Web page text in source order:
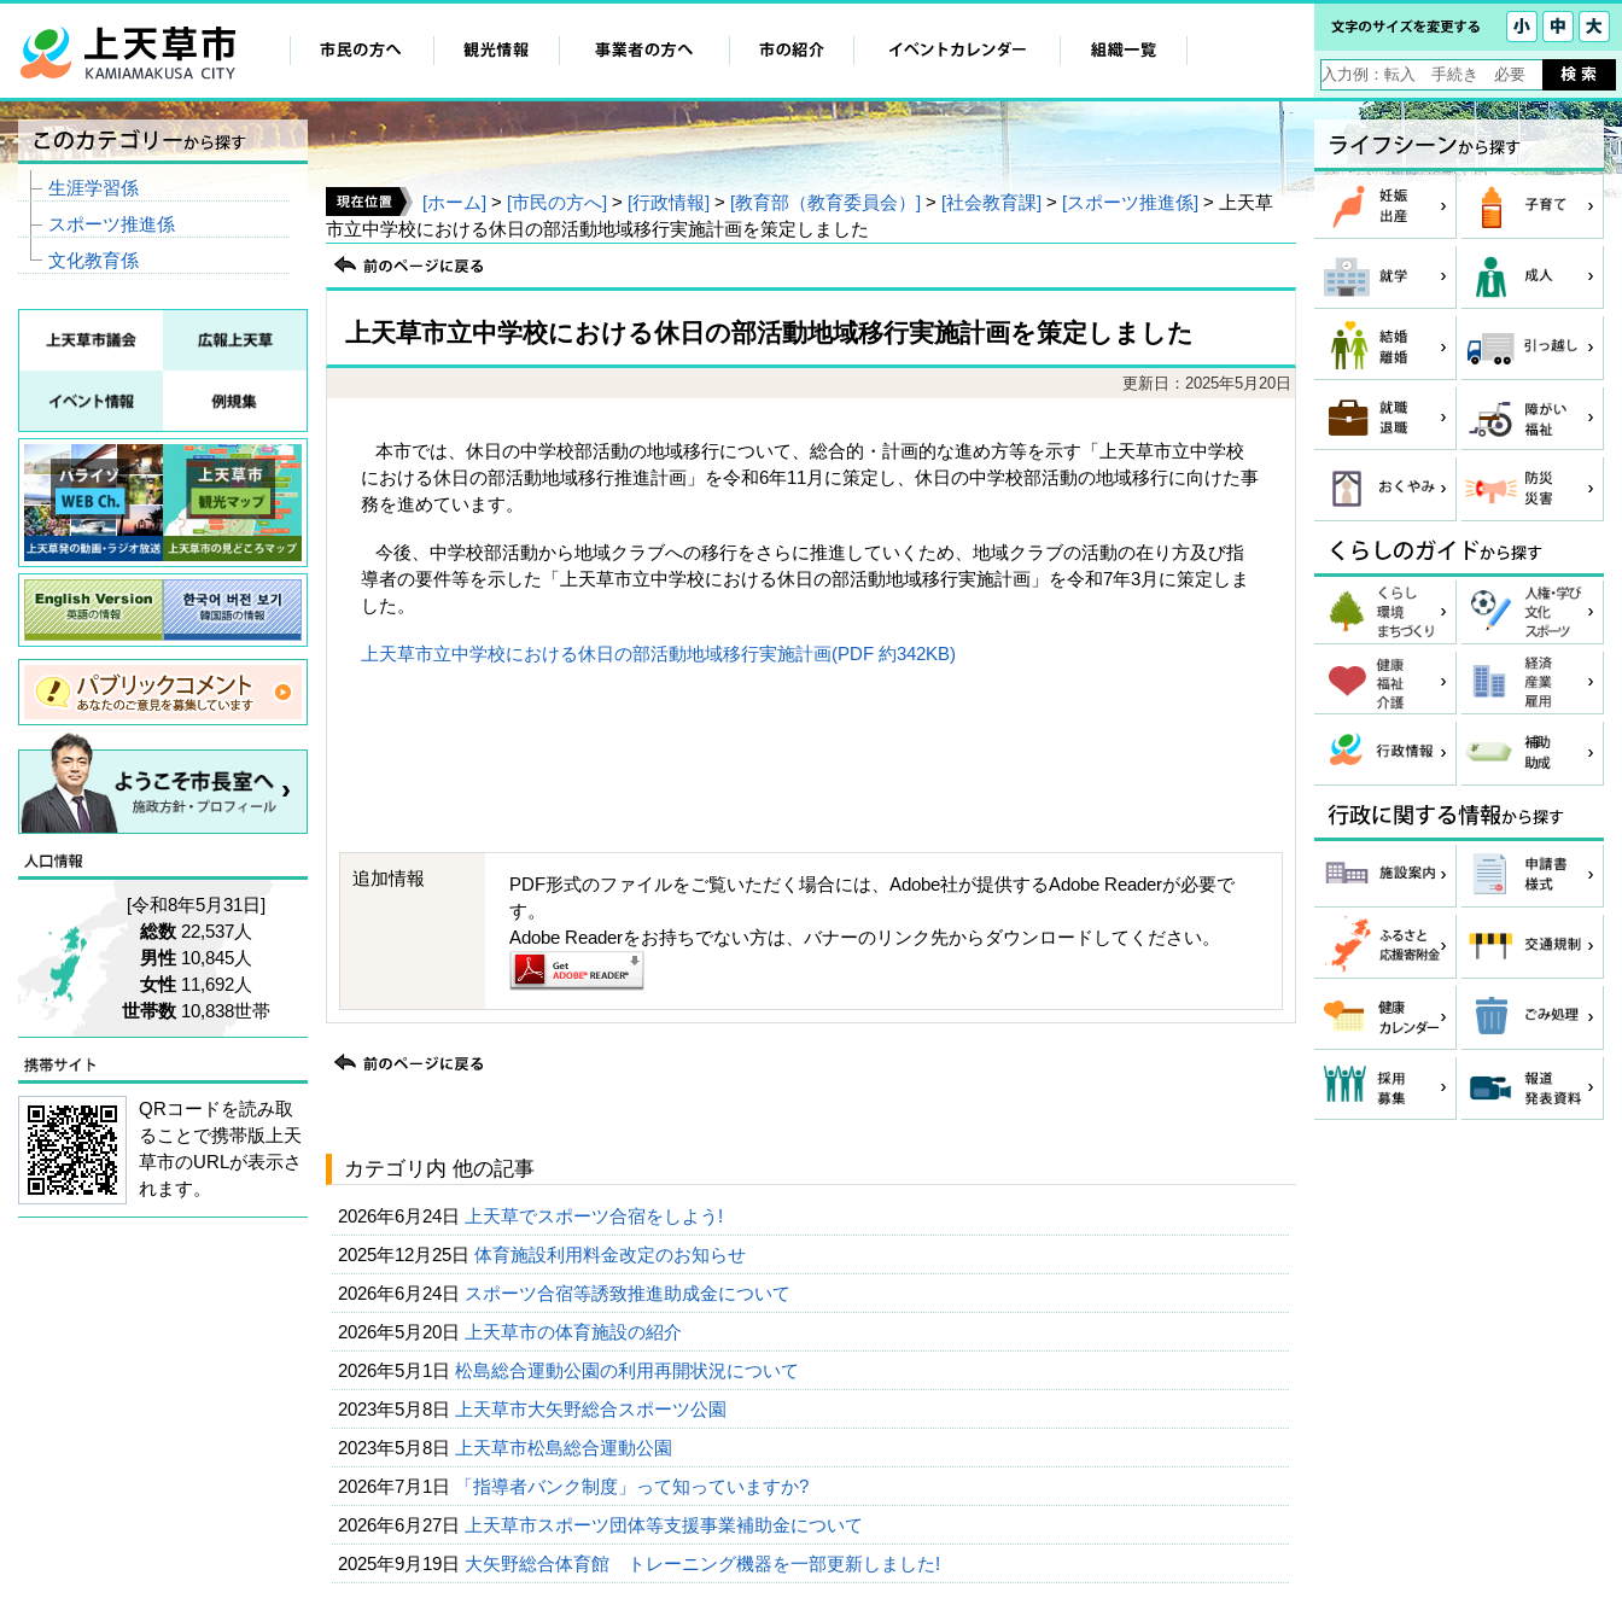
[ホーム] > [市民の方へ] > [行政情報] > [教育部（教育委員会）] > [社会教育課] > [スポーツ推進係] > 上天草
市立中学校における休日の部活動地域移行実施計画を策定しました
上天草市立中学校における休日の部活動地域移行実施計画を策定しました
更新日：2025年5月20日
本市では、休日の中学校部活動の地域移行について、総合的・計画的な進め方等を示す「上天草市立中学校
における休日の部活動地域移行推進計画」を令和6年11月に策定し、休日の中学校部活動の地域移行に向けた事
務を進めています。
今後、中学校部活動から地域クラブへの移行をさらに推進していくため、地域クラブの活動の在り方及び指
導者の要件等を示した「上天草市立中学校における休日の部活動地域移行実施計画」を令和7年3月に策定しま
した。
上天草市立中学校における休日の部活動地域移行実施計画(PDF 約342KB)
追加情報
PDF形式のファイルをご覧いただく場合には、Adobe社が提供するAdobe Readerが必要で
す。
Adobe Readerをお持ちでない方は、バナーのリンク先からダウンロードしてください。
カテゴリ内 他の記事
2026年6月24日
上天草でスポーツ合宿をしよう!
2025年12月25日 体育施設利用料金改定のお知らせ
2026年6月24日 スポーツ合宿等誘致推進助成金について
2026年5月20日
上天草市の体育施設の紹介
2026年5月1日 松島総合運動公園の利用再開状況について
2023年5月8日
上天草市大矢野総合スポーツ公園
2023年5月8日
上天草市松島総合運動公園
2026年7月1日
「指導者バンク制度」って知っていますか?
2026年6月27日
上天草市スポーツ団体等支援事業補助金について
2025年9月19日 大矢野総合体育館 トレーニング機器を一部更新しました!
生涯学習係
スポーツ推進係
文化教育係
[令和8年5月31日]
総数 22,537人
男性 10,845人
女性 11,692人
世帯数 10,838世帯
QRコードを読み取
ることで携帯版上天
草市のURLが表示さ
れます。